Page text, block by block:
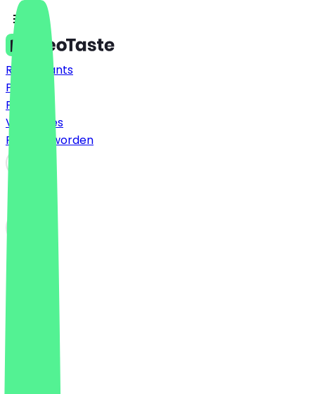
Restaurants
Prijzen
FAQ
Vacatures
Partner worden